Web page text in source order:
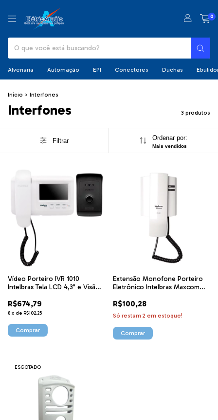
0
Alvenaria Automação EPI Conectores Duchas
Início > Interfones
Interfones 3 produtos
Filtrar Ordenar por:
Mais vendidos
Vídeo Porteiro IVR 1010
Intelbras Tela LCD 4,3" e Visão
R$674,79
8 x de R$102,25
Extensão Monofone Porteiro
Eletrônico Intelbras Maxcom
R$100,28
Só restam 2 em estoque!
ESGOTADO